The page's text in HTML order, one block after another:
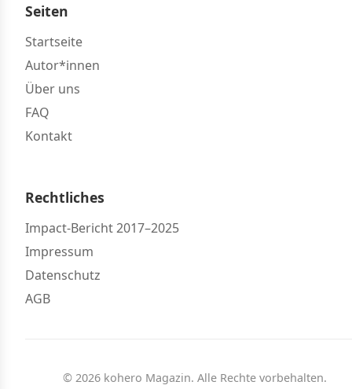
Seiten
Startseite
Autor*innen
Über uns
FAQ
Kontakt
Rechtliches
Impact-Bericht 2017–2025
Impressum
Datenschutz
AGB
© 2026 kohero Magazin. Alle Rechte vorbehalten.